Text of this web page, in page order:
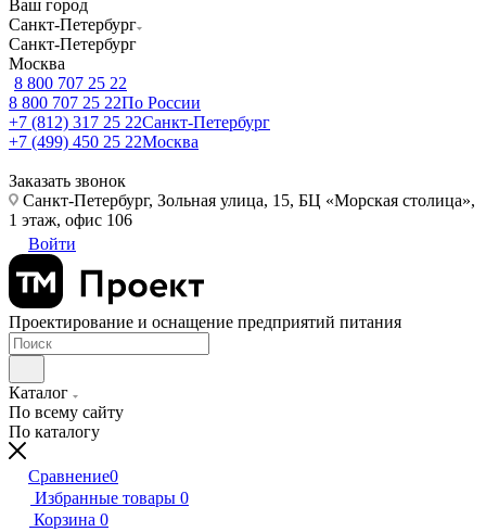
Ваш город
Санкт-Петербург
Санкт-Петербург
Москва
8 800 707 25 22
8 800 707 25 22По России
+7 (812) 317 25 22Санкт-Петербург
+7 (499) 450 25 22Москва
Заказать звонок
Санкт-Петербург, Зольная улица, 15, БЦ «Морская столица»,
1 этаж, офис 106
Войти
Проектирование и оснащение предприятий питания
Каталог
По всему сайту
По каталогу
Сравнение0
Избранные товары 0
Корзина 0